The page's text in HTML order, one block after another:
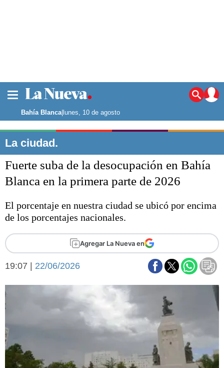
Noticias
La ciudad
Punta Alta
El mundo
Opinión
Deportes
Escenario Olímpico
Liga del Sur
Fútbol
Cines
Economía y campo
Economía y finanzas
Con el campo
Espacio empresas
Sociedad y tiempo
libre
Sociedad
Tecnología
Turismo
Bahía Blanca|lunes, 10 de agosto
La ciudad.
Fuerte suba de la desocupación en Bahía
Blanca en la primera parte de 2026
El porcentaje en nuestra ciudad se ubicó por encima
de los porcentajes nacionales.
Agregar La Nueva en
19:07 | 22/06/2026